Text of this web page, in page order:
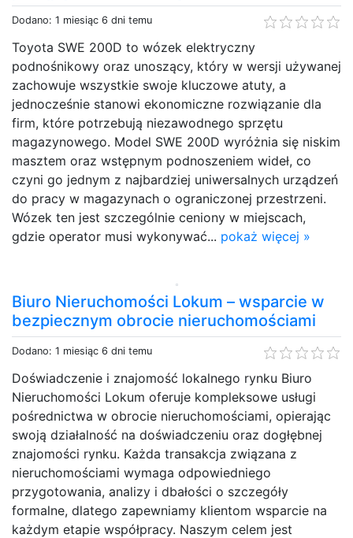
Dodano: 1 miesiąc 6 dni temu
Toyota SWE 200D to wózek elektryczny
podnośnikowy oraz unoszący, który w wersji używanej
zachowuje wszystkie swoje kluczowe atuty, a
jednocześnie stanowi ekonomiczne rozwiązanie dla
firm, które potrzebują niezawodnego sprzętu
magazynowego. Model SWE 200D wyróżnia się niskim
masztem oraz wstępnym podnoszeniem wideł, co
czyni go jednym z najbardziej uniwersalnych urządzeń
do pracy w magazynach o ograniczonej przestrzeni.
Wózek ten jest szczególnie ceniony w miejscach,
gdzie operator musi wykonywać... pokaż więcej »
Biuro Nieruchomości Lokum – wsparcie w
bezpiecznym obrocie nieruchomościami
Dodano: 1 miesiąc 6 dni temu
Doświadczenie i znajomość lokalnego rynku Biuro
Nieruchomości Lokum oferuje kompleksowe usługi
pośrednictwa w obrocie nieruchomościami, opierając
swoją działalność na doświadczeniu oraz dogłębnej
znajomości rynku. Każda transakcja związana z
nieruchomościami wymaga odpowiedniego
przygotowania, analizy i dbałości o szczegóły
formalne, dlatego zapewniamy klientom wsparcie na
każdym etapie współpracy. Naszym celem jest